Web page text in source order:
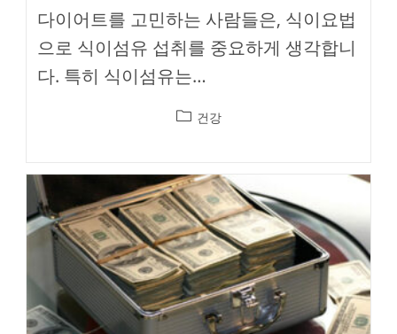
다이어트를 고민하는 사람들은, 식이요법
으로 식이섬유 섭취를 중요하게 생각합니
다. 특히 식이섬유는…
Post건강